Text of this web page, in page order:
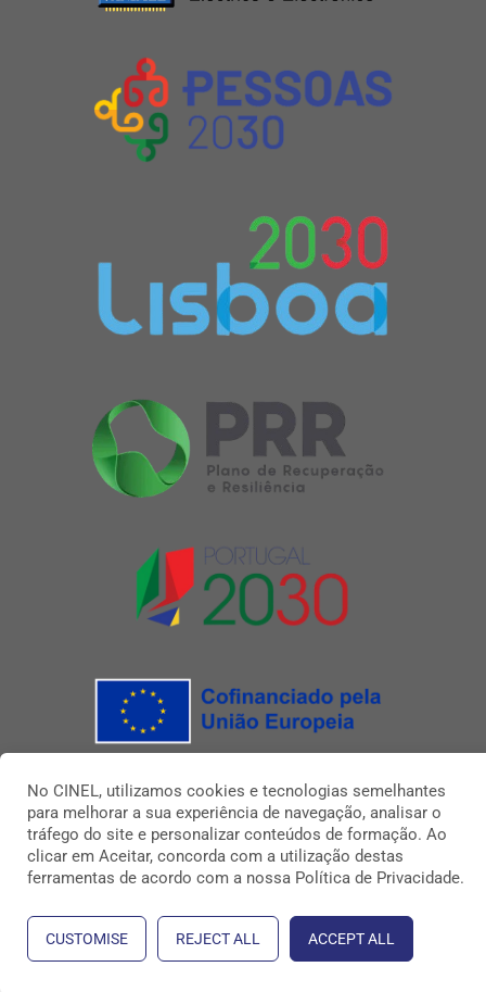
Direitos Reservados 2026 CINEL
Política de Privacidade
No CINEL, utilizamos cookies e tecnologias semelhantes
para melhorar a sua experiência de navegação, analisar o
tráfego do site e personalizar conteúdos de formação. Ao
clicar em Aceitar, concorda com a utilização destas
ferramentas de acordo com a nossa Política de Privacidade.
CUSTOMISE REJECT ALL ACCEPT ALL